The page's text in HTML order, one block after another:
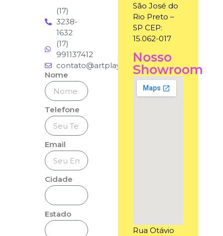
(17)
3238-
1632
(17)
991137412
contato@artplaybrinquedos.com.br
Nome
Telefone
Email
Cidade
Estado
São José do
Rio Preto –
SP CEP:
15.062-017
Nosso
Showroom
Rua Otávio